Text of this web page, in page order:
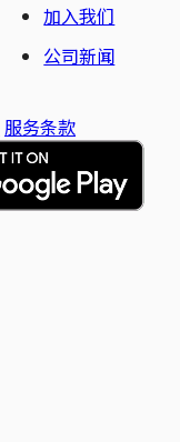
加入我们
公司新闻
服务条款